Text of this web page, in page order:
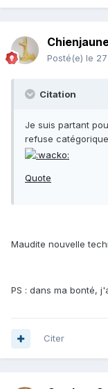
Posté(e) le
Citation
Je suis partant
refuse
Quote
Maudite nouvelle
PS : dans ma bonté,
Citer